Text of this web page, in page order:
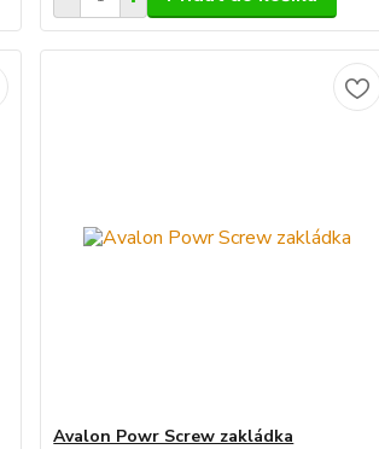
Avalon Powr Screw zakládka